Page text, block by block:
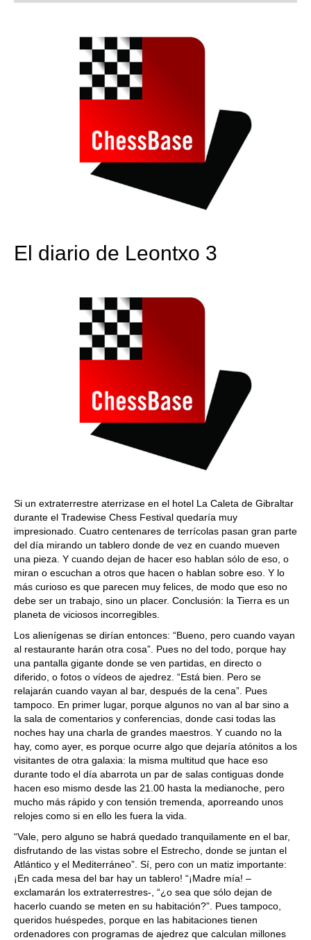
train more efficiently, intelligently and with a
El diario de Leontxo 3
Si un extraterrestre aterrizase en el hotel La Caleta de Gibraltar
durante el Tradewise Chess Festival quedaría muy
impresionado. Cuatro centenares de terrícolas pasan gran parte
del día mirando un tablero donde de vez en cuando mueven
una pieza. Y cuando dejan de hacer eso hablan sólo de eso, o
miran o escuchan a otros que hacen o hablan sobre eso. Y lo
más curioso es que parecen muy felices, de modo que eso no
debe ser un trabajo, sino un placer. Conclusión: la Tierra es un
planeta de viciosos incorregibles.
Los alienígenas se dirían entonces: “Bueno, pero cuando vayan
al restaurante harán otra cosa”. Pues no del todo, porque hay
una pantalla gigante donde se ven partidas, en directo o
diferido, o fotos o vídeos de ajedrez. “Está bien. Pero se
relajarán cuando vayan al bar, después de la cena”. Pues
tampoco. En primer lugar, porque algunos no van al bar sino a
la sala de comentarios y conferencias, donde casi todas las
noches hay una charla de grandes maestros. Y cuando no la
hay, como ayer, es porque ocurre algo que dejaría atónitos a los
visitantes de otra galaxia: la misma multitud que hace eso
durante todo el día abarrota un par de salas contiguas donde
hacen eso mismo desde las 21.00 hasta la medianoche, pero
mucho más rápido y con tensión tremenda, aporreando unos
relojes como si en ello les fuera la vida.
“Vale, pero alguno se habrá quedado tranquilamente en el bar,
disfrutando de las vistas sobre el Estrecho, donde se juntan el
Atlántico y el Mediterráneo”. Sí, pero con un matiz importante:
¡En cada mesa del bar hay un tablero! “¡Madre mía! –
exclamarán los extraterrestres-, “¿o sea que sólo dejan de
hacerlo cuando se meten en su habitación?”. Pues tampoco,
queridos huéspedes, porque en las habitaciones tienen
ordenadores con programas de ajedrez que calculan millones